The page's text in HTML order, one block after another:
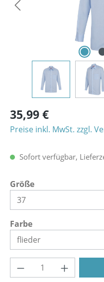
35,99 €
Preise inkl. MwSt. zzgl.
Sofort verfügbar,
Größeauswählen
Farbeauswählen
Produkt Anzahl: